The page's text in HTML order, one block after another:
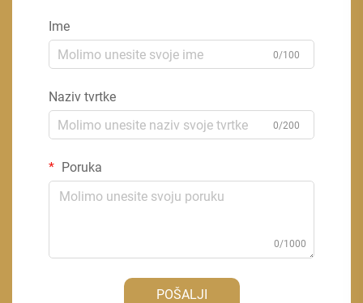
Ime
0/100
Naziv tvrtke
0/200
Poruka
0/1000
POŠALJI